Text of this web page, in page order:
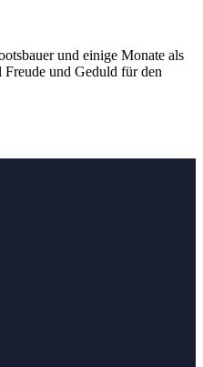
und einige Monate als
und Geduld für den